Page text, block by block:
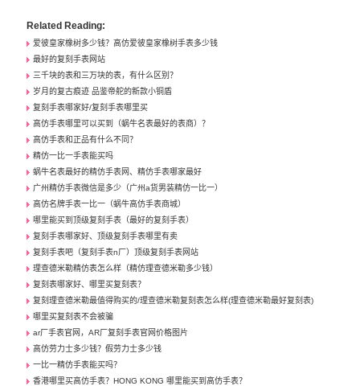
Related Reading:
爱彼皇家橡树多少钱？高仿爱彼皇家橡树手表多少钱
最好的复刻手表网站
三千块的表和三万块的表，有什么区别？
岁月的复古痕迹 品鉴帝舵的新款小铜盾
复刻手表哪家好/复刻手表哪里买
高仿手表哪里可以买到（蜗牛名表最好的表商）？
高仿手表和正品有什么不同？
精仿一比一手表能买吗
蜗牛名表最好的精仿手表网、精仿手表哪家最好
广州精仿手表微信是多少（广州a货男装精仿一比一）
高仿名牌手表一比一（蜗牛高仿手表商城）
哪里能买到顶级复刻手表（最好的复刻手表）
复刻手表哪家好、顶级复刻手表哪里有卖
复刻手表吧（复刻手表n厂）顶级复刻手表网站
理查德米勒精仿表怎么样（精仿理查德米勒多少钱）
复刻表哪家好、哪里买复刻表？
复刻理查德米勒最值得购买的/理查德米勒复刻表怎么样(理查德米勒最好复刻表)
哪里买复刻表不会被骗
ar厂手表官网，AR厂复刻手表官网价格图片
高仿劳力士多少钱？假劳力士多少钱
一比一精仿手表能买吗？
香港哪里买高仿手表？HONG KONG 哪里能买到高仿手表？